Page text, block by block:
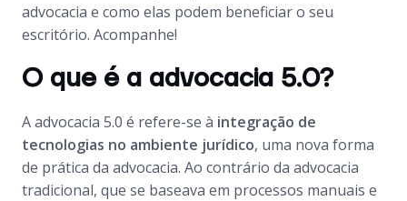
advocacia e como elas podem beneficiar o seu
escritório. Acompanhe!
O que é a advocacia 5.0?
A advocacia 5.0 é refere-se à integração de
tecnologias no ambiente jurídico, uma nova forma
de prática da advocacia. Ao contrário da advocacia
tradicional, que se baseava em processos manuais e